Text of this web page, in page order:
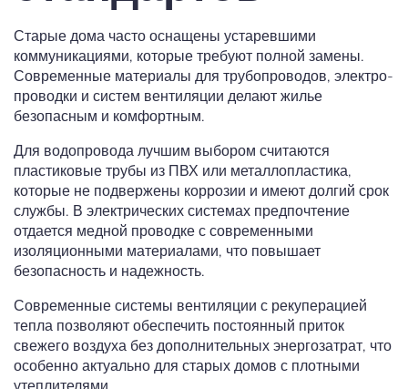
Старые дома часто оснащены устаревшими
коммуникациями, которые требуют полной замены.
Современные материалы для трубопроводов, электро-
проводки и систем вентиляции делают жилье
безопасным и комфортным.
Для водопровода лучшим выбором считаются
пластиковые трубы из ПВХ или металлопластика,
которые не подвержены коррозии и имеют долгий срок
службы. В электрических системах предпочтение
отдается медной проводке с современными
изоляционными материалами, что повышает
безопасность и надежность.
Современные системы вентиляции с рекуперацией
тепла позволяют обеспечить постоянный приток
свежего воздуха без дополнительных энергозатрат, что
особенно актуально для старых домов с плотными